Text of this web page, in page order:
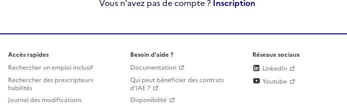
Vous n'avez pas de compte ? Inscription
Accès rapides
Rechercher un emploi inclusif
Rechercher des prescripteurs
habilités
Journal des modifications
Besoin d'aide ?
Documentation
Qui peut bénéficier des contrats
d'IAE ?
Disponibilité
Réseaux sociaux
LinkedIn
Youtube